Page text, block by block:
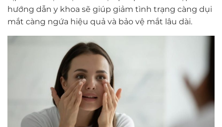
hướng dẫn y khoa sẽ giúp giảm tình trạng càng dụi
mắt càng ngứa hiệu quả và bảo vệ mắt lâu dài.